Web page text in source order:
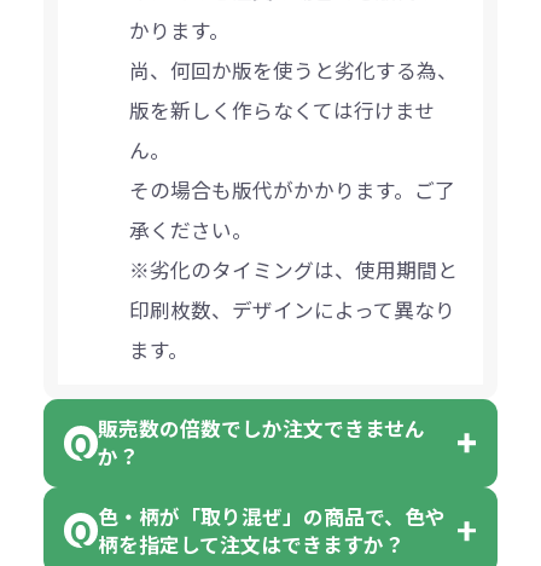
かります。
尚、何回か版を使うと劣化する為、
版を新しく作らなくては行けませ
ん。
その場合も版代がかかります。ご了
承ください。
※劣化のタイミングは、使用期間と
印刷枚数、デザインによって異なり
ます。
販売数の倍数でしか注文できません
か？
一部商品（※）を除き、注文可能数
色・柄が「取り混ぜ」の商品で、色や
柄を指定して注文はできますか？